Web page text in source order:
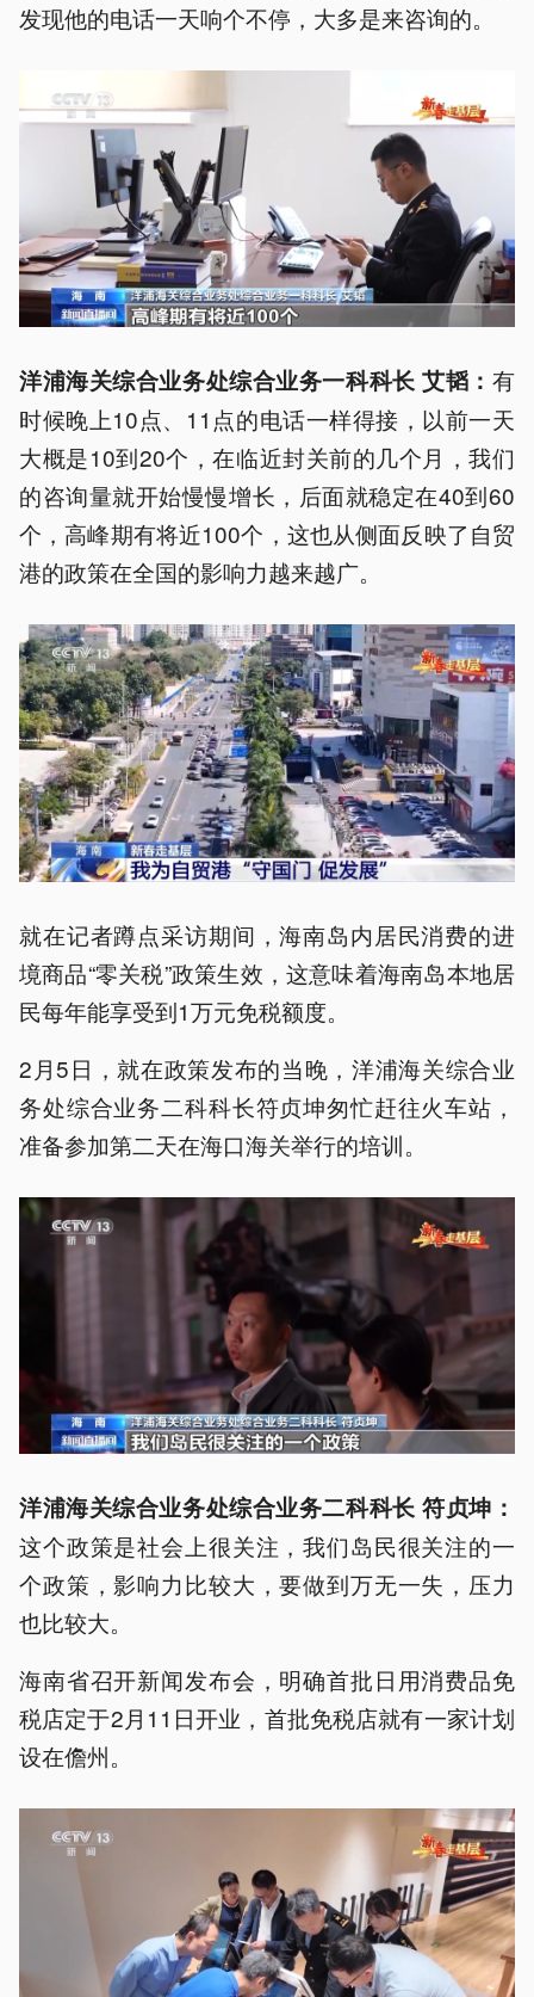
发现他的电话一天响个不停，大多是来咨询的。
洋浦海关综合业务处综合业务一科科长 艾韬： 有
时候晚上10点、11点的电话一样得接，以前一天
大概是10到20个，在临近封关前的几个月，我们
的咨询量就开始慢慢增长，后面就稳定在40到60
个，高峰期有将近100个，这也从侧面反映了自贸
港的政策在全国的影响力越来越广。
就在记者蹲点采访期间，海南岛内居民消费的进
境商品“零关税”政策生效，这意味着海南岛本地居
民每年能享受到1万元免税额度。
2月5日，就在政策发布的当晚，洋浦海关综合业
务处综合业务二科科长符贞坤匆忙赶往火车站，
准备参加第二天在海口海关举行的培训。
洋浦海关综合业务处综合业务二科科长 符贞坤：
这个政策是社会上很关注，我们岛民很关注的一
个政策，影响力比较大，要做到万无一失，压力
也比较大。
海南省召开新闻发布会，明确首批日用消费品免
税店定于2月11日开业，首批免税店就有一家计划
设在儋州。